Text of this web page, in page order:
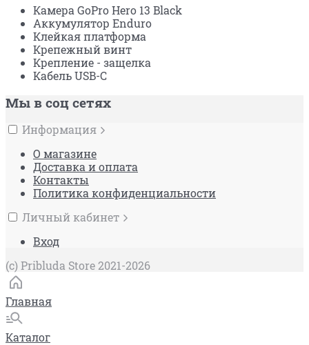
Камера GoPro Hero 13 Black
Аккумулятор Enduro
Клейкая платформа
Крепежный винт
Крепление - защелка
Кабель USB-C
Мы в соц сетях
Информация
О магазине
Доставка и оплата
Контакты
Политика конфиденциальности
Личный кабинет
Вход
(c) Pribluda Store 2021-2026
Главная
Каталог